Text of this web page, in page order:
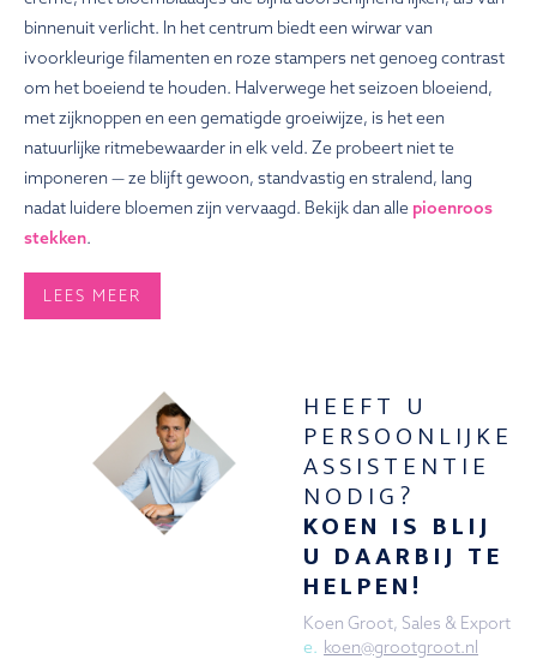
binnenuit verlicht. In het centrum biedt een wirwar van
ivoorkleurige filamenten en roze stampers net genoeg contrast
om het boeiend te houden. Halverwege het seizoen bloeiend,
met zijknoppen en een gematigde groeiwijze, is het een
natuurlijke ritmebewaarder in elk veld. Ze probeert niet te
imponeren — ze blijft gewoon, standvastig en stralend, lang
nadat luidere bloemen zijn vervaagd. Bekijk dan alle pioenroos
stekken.
LEES MEER
HEEFT U
PERSOONLIJKE
ASSISTENTIE
NODIG?
KOEN IS BLIJ
U DAARBIJ TE
HELPEN!
Koen Groot, Sales & Export
e. koen@grootgroot.nl